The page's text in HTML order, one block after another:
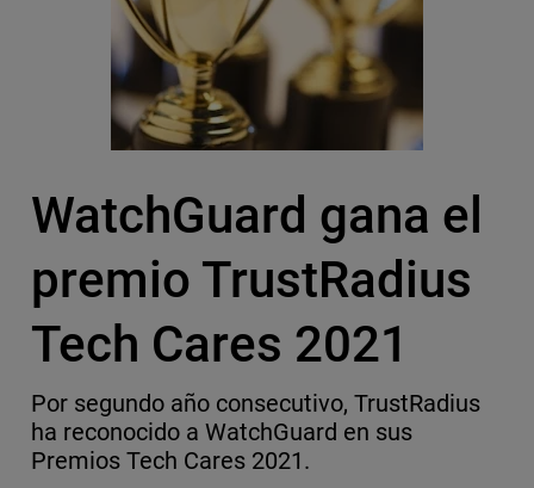
WatchGuard gana el
premio TrustRadius
Tech Cares 2021
Por segundo año consecutivo, TrustRadius
ha reconocido a WatchGuard en sus
Premios Tech Cares 2021.